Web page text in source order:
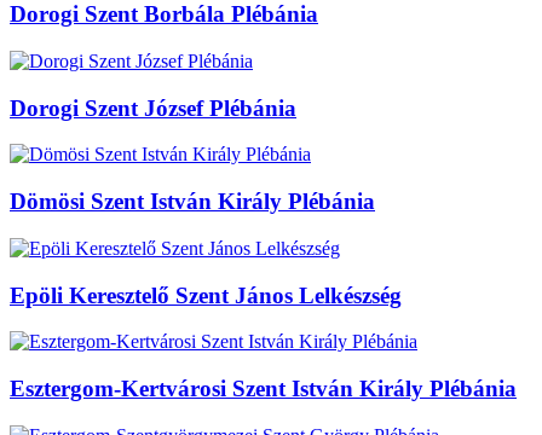
Dorogi Szent Borbála Plébánia
Dorogi Szent József Plébánia
Dömösi Szent István Király Plébánia
Epöli Keresztelő Szent János Lelkészség
Esztergom-Kertvárosi Szent István Király Plébánia